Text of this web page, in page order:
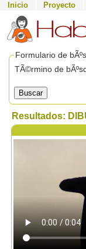
Inicio Proyecto
Formulario de
TÃ©rmino de
Buscar
Resultados: